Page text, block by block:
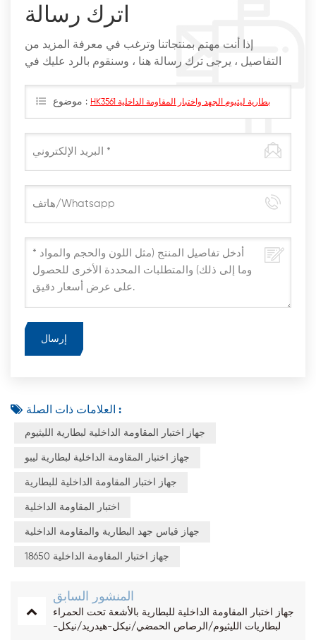
اترك رسالة
إذا أنت مهتم بمنتجاتنا وترغب في معرفة المزيد من
التفاصيل ، يرجى ترك رسالة هنا ، وسنقوم بالرد عليك في
موضوع : HK3561 بطارية ليثيوم الجهد واختبار المقاومة الداخلية
العلامات ذات الصلة :
جهاز اختبار المقاومة الداخلية لبطارية الليثيوم
جهاز اختبار المقاومة الداخلية لبطارية ليبو
جهاز اختبار المقاومة الداخلية للبطارية
اختبار المقاومة الداخلية
جهاز قياس جهد البطارية والمقاومة الداخلية
18650 جهاز اختبار المقاومة الداخلية
المنشور السابق
جهاز اختبار المقاومة الداخلية للبطارية بالأشعة تحت الحمراء
لبطاريات الليثيوم/الرصاص الحمضي/نيكل-هيدريد/نيكل-